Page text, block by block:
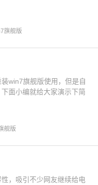
旗舰版
win7旗舰版使用，但是自
面小编就给大家演示下简
舰版
，吸引不少网友继续给电